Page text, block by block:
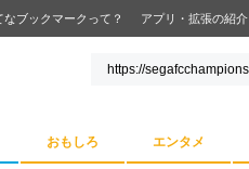
なブックマークって？ アプリ・拡張の紹介
おもしろ エンタメ